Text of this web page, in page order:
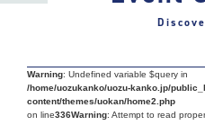
Warning: Undefined variable $query in
/home/uozukanko/uozu-kanko.jp/
content/themes/uokan/home2.php
on line336Warning: Attempt to read